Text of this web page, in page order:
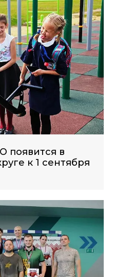
появится в
к 1 сентября